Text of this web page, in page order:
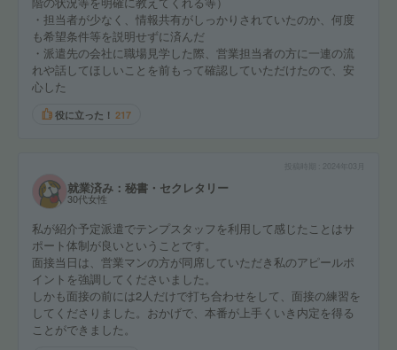
・担当者が少なく、情報共有がしっかりされていたのか、何度
も希望条件等を説明せずに済んだ
・派遣先の会社に職場見学した際、営業担当者の方に一連の流
れや話してほしいことを前もって確認していただけたので、安
心した
役に立った！ 217
2024年03月
就業済み：秘書・セクレタリー
30代女性
私が紹介予定派遣でテンプスタッフを利用して感じたことはサ
ポート体制が良いということです。
面接当日は、営業マンの方が同席していただき私のアピールポ
イントを強調してくださいました。
しかも面接の前には2人だけで打ち合わせをして、面接の練習を
してくださりました。おかげで、本番が上手くいき内定を得る
ことができました。